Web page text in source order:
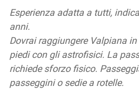
Esperienza adatta a tutti,
anni.
Dovrai raggiungere Valpiana
piedi con gli astrofisici. La
richiede sforzo fisico.
passeggini o sedie a rotelle.